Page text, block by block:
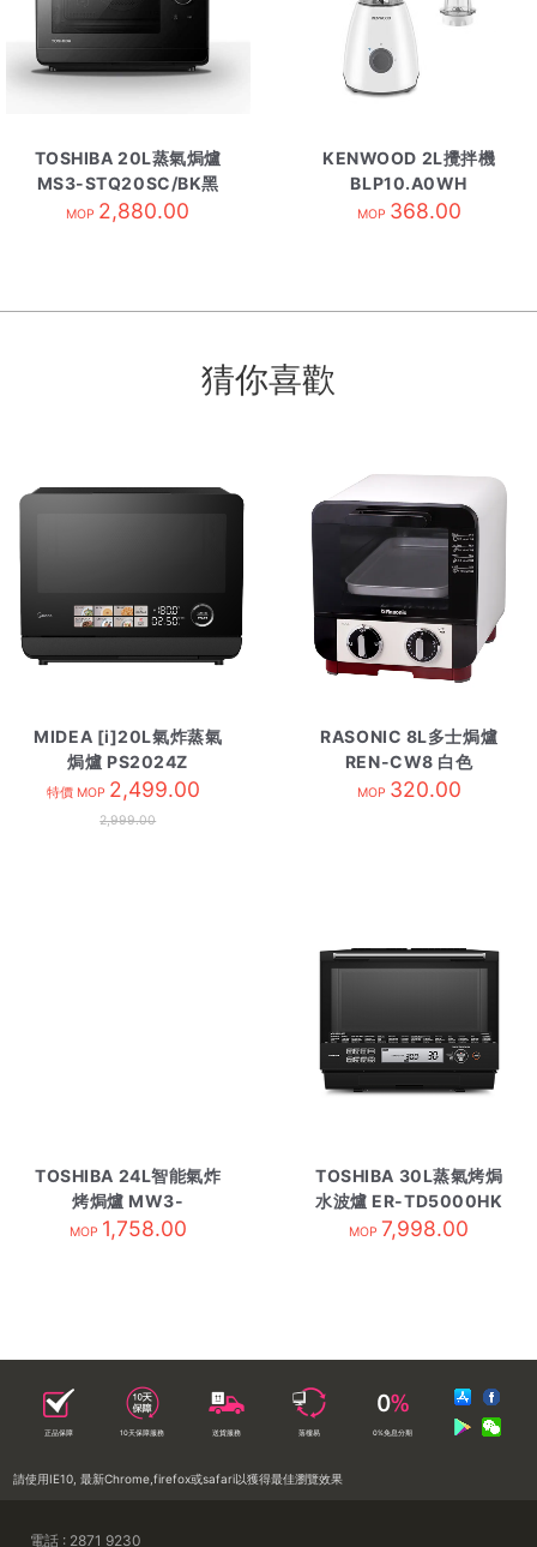
TOSHIBA 20L蒸氣焗爐
MS3-STQ20SC/BK黑
MOP 2,880.00
KENWOOD 2L攪拌機
BLP10.A0WH
MOP 368.00
猜你喜歡
MIDEA [i]20L氣炸蒸氣
焗爐 PS2024Z
特價 MOP 2,499.00
2,999.00
RASONIC 8L多士焗爐
REN-CW8 白色
MOP 320.00
TOSHIBA 24L智能氣炸
烤焗爐 MW3-
SAC24SE/BK
MOP 1,758.00
TOSHIBA 30L蒸氣烤焗
水波爐 ER-TD5000HK
MOP 7,998.00
正品保障 10天保障服務 送貨服務 落樓易 0%免息分期
請使用IE10, 最新Chrome,firefox或safari以獲得最佳瀏覽效果
電話 : 2871 9230